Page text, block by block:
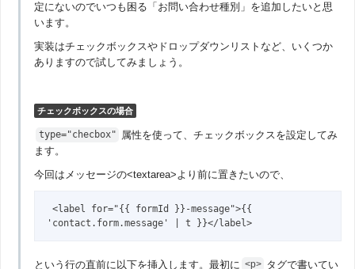
定にないのでいつも困る「お問い合わせ種別」を追加したいと思
います。
実装はチェックボックスやドロップダウンリストなど、いくつか
ありますので試してみましょう。
チェックボックスの場合
type="checbox"
属性を使って、チェックボックスを設定してみ
ます。
今回はメッセージの<textarea>より前に置きたいので、
<label for="{{ formId }}-message">{{
'contact.form.message' | t }}</label>
という行の直前に以下を挿入します。最初に <p> タグで書いてい